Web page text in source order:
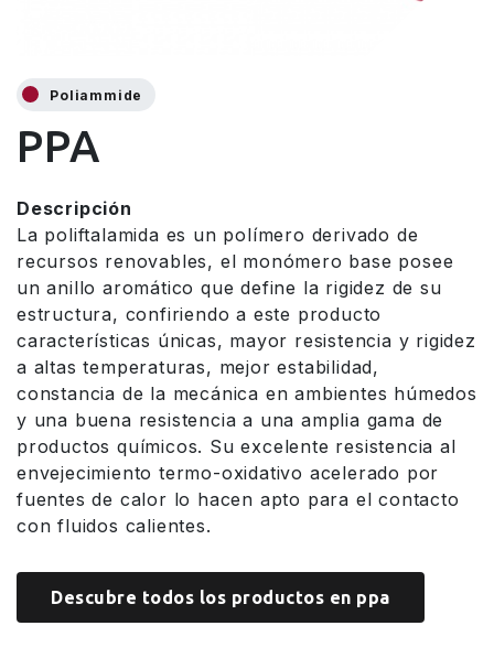
Poliammide
PPA
Descripción
La poliftalamida es un polímero derivado de
recursos renovables, el monómero base posee
un anillo aromático que define la rigidez de su
estructura, confiriendo a este producto
características únicas, mayor resistencia y rigidez
a altas temperaturas, mejor estabilidad,
constancia de la mecánica en ambientes húmedos
y una buena resistencia a una amplia gama de
productos químicos. Su excelente resistencia al
envejecimiento termo-oxidativo acelerado por
fuentes de calor lo hacen apto para el contacto
con fluidos calientes.
Descubre todos los productos en ppa